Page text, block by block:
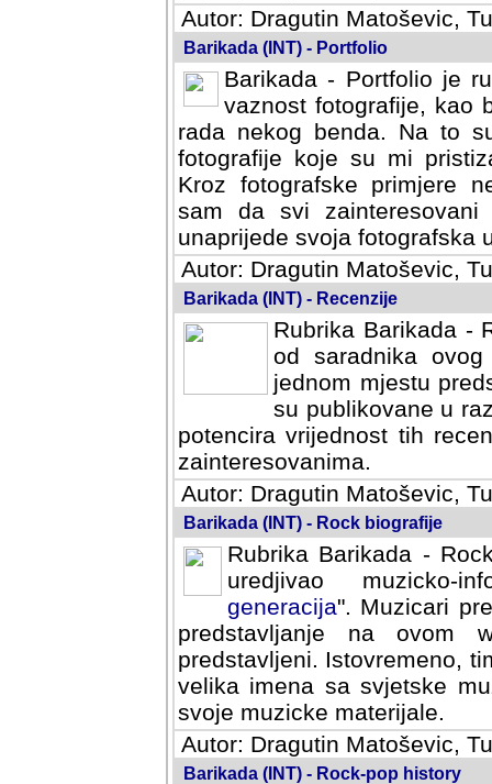
Autor: Dragutin Matoševic,
Barikada (INT) - Portfolio
Barikada - Portfolio je
vaznost fotografije, kao
rada nekog benda. Na to
fotografije koje su mi
fotografske primjere
svi zainteresovani
svoja fotografska umijeca.
Autor: Dragutin Matoševic,
Barikada (INT) - Recenzije
Rubrika Barikada -
od saradnika
jednom mjestu
su publikovane u
potencira vrijednost tih
zainteresovanima.
Autor: Dragutin Matoševic,
Barikada (INT) - Rock biografije
Rubrika Barikada -
uredjivao muzicko-
Muzicari predstavljeni u
na ovom web portalu
Istovremeno, tim nacinom
sa svjetske muzicke scene
materijale.
Autor: Dragutin Matoševic,
Barikada (INT) - Rock-pop history